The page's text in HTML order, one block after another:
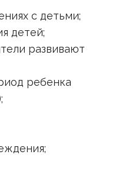
с детьми;
детей;
развивают
ребенка